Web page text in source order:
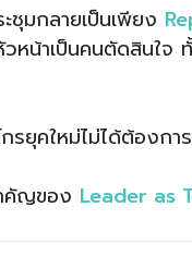
ชุมกลายเป็นเพียง
หน้าเป็นคนตัดสินใจ
รยุคใหม่ไม่ได้ต้องกา
คัญของ Leader as